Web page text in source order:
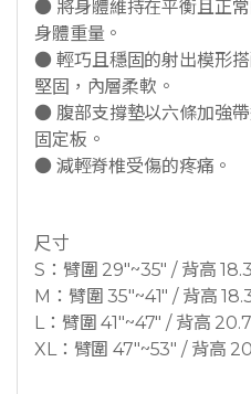
● 將身體維持在平衡且正
身體重量。
● 輕巧且穩固的射出模形
堅固，內層柔軟。
● 腹部支撐墊以六條加強
固定板。
● 減輕脊椎受傷的疼痛。
尺寸
S：臂圍 29″~35″ / 背高
M：臂圍 35″~41″ / 背高
L：臂圍 41″~47″ / 背高
XL：臂圍 47″~53″ / 背高